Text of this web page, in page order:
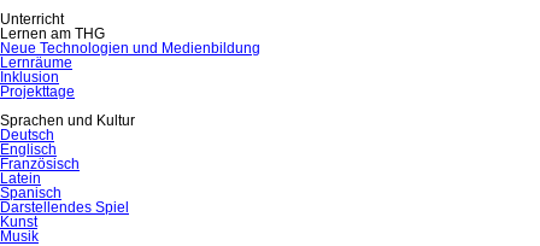
Unterricht
Lernen am THG
Neue Technologien und Medienbildung
Lernräume
Inklusion
Projekttage
Sprachen und Kultur
Deutsch
Englisch
Französisch
Latein
Spanisch
Darstellendes Spiel
Kunst
Musik